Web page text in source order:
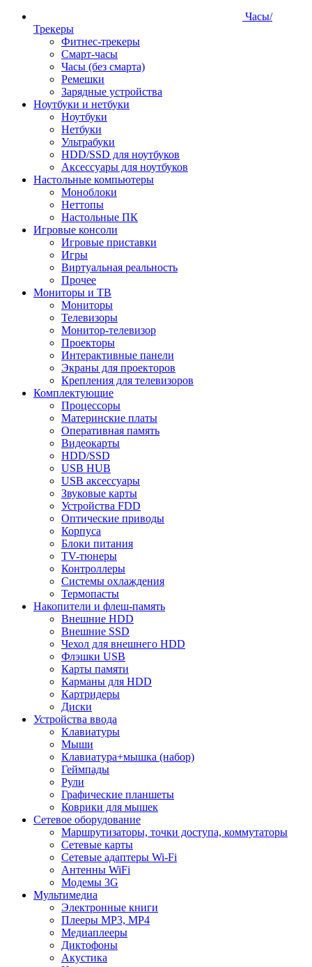
Часы/
Трекеры
Фитнес-трекеры
Смарт-часы
Часы (без смарта)
Ремешки
Зарядные устройства
Ноутбуки и нетбуки
Ноутбуки
Нетбуки
Ультрабуки
HDD/SSD для ноутбуков
Аксессуары для ноутбуков
Настольные компьютеры
Моноблоки
Неттопы
Настольные ПК
Игровые консоли
Игровые приставки
Игры
Виртуальная реальность
Прочее
Мониторы и ТВ
Мониторы
Телевизоры
Монитор-телевизор
Проекторы
Интерактивные панели
Экраны для проекторов
Крепления для телевизоров
Комплектующие
Процессоры
Материнские платы
Оперативная память
Видеокарты
HDD/SSD
USB HUB
USB аксессуары
Звуковые карты
Устройства FDD
Оптические приводы
Корпуса
Блоки питания
TV-тюнеры
Контроллеры
Системы охлаждения
Термопасты
Накопители и флеш-память
Внешние HDD
Внешние SSD
Чехол для внешнего HDD
Флэшки USB
Карты памяти
Карманы для HDD
Картридеры
Диски
Устройства ввода
Клавиатуры
Мыши
Клавиатура+мышка (набор)
Геймпады
Рули
Графические планшеты
Коврики для мышек
Сетевое оборудование
Маршрутизаторы, точки доступа, коммутаторы
Сетевые карты
Сетевые адаптеры Wi-Fi
Антенны WiFi
Модемы 3G
Мультимедиа
Электронные книги
Плееры MP3, MP4
Медиаплееры
Диктофоны
Акустика